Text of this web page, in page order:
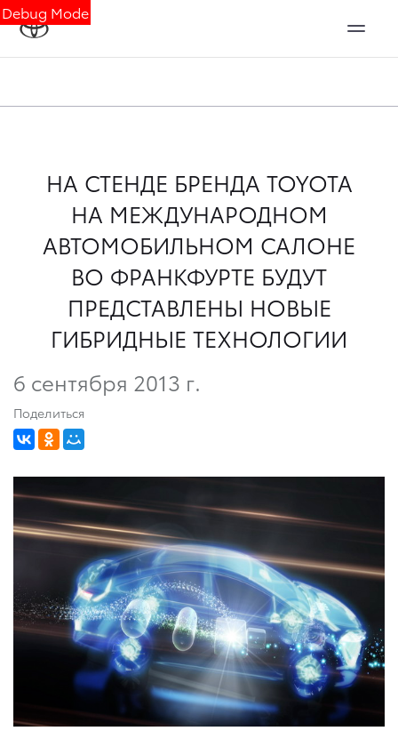
Debug Mode
НА СТЕНДЕ БРЕНДА TOYOTA
НА МЕЖДУНАРОДНОМ
АВТОМОБИЛЬНОМ САЛОНЕ
ВО ФРАНКФУРТЕ БУДУТ
ПРЕДСТАВЛЕНЫ НОВЫЕ
ГИБРИДНЫЕ ТЕХНОЛОГИИ
6 сентября 2013 г.
Поделиться